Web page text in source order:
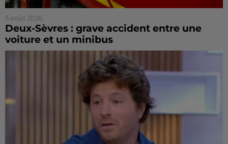
5 août 2026
Deux-Sèvres : grave accident entre une
voiture et un minibus